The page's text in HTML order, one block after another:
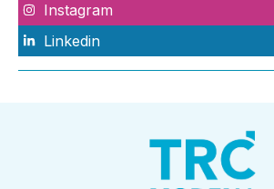
Instagram
Linkedin